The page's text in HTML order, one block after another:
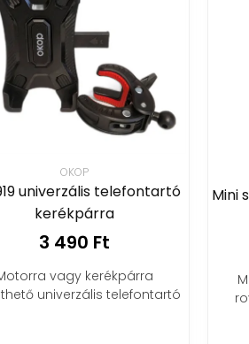
OKOP
univerzális telefontartó
kerékpárra
3 490 Ft
vagy kerékpárra
univerzális telefontartó
Mini